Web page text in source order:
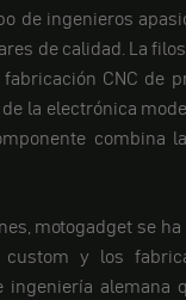
de ingenieros
de calidad. La
CNC de
la electrónica
combina
motogadget se
y los
alemana